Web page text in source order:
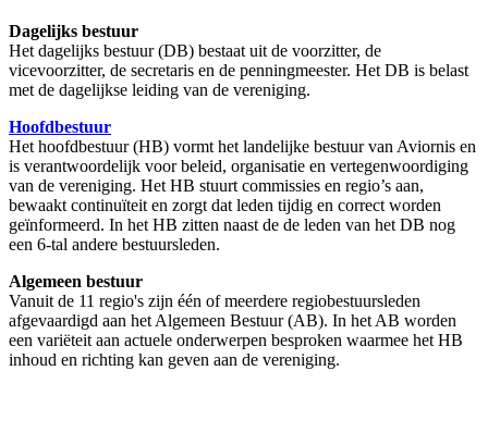
Dagelijks bestuur
Het dagelijks bestuur (DB) bestaat uit de voorzitter, de
vicevoorzitter, de secretaris en de penningmeester. Het DB is belast
met de dagelijkse leiding van de vereniging.
Hoofdbestuur
Het hoofdbestuur (HB) vormt het landelijke bestuur van Aviornis en
is verantwoordelijk voor beleid, organisatie en vertegenwoordiging
van de vereniging. Het HB stuurt commissies en regio’s aan,
bewaakt continuïteit en zorgt dat leden tijdig en correct worden
geïnformeerd. In het HB zitten naast de de leden van het DB nog
een 6-tal andere bestuursleden.
Algemeen bestuur
Vanuit de 11 regio's zijn één of meerdere regiobestuursleden
afgevaardigd aan het Algemeen Bestuur (AB). In het AB worden
een variëteit aan actuele onderwerpen besproken waarmee het HB
inhoud en richting kan geven aan de vereniging.